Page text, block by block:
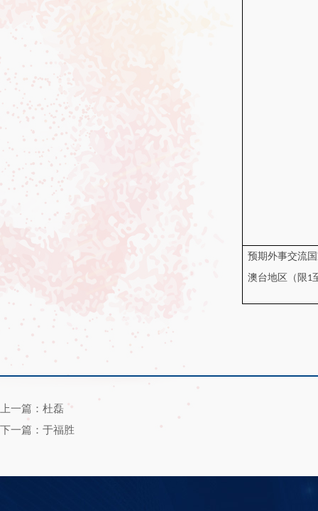
预期外事交流
澳台地区（限1
上一篇：杜磊
下一篇：于福胜